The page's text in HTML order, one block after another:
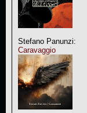
Stefano Panunzi:
Caravaggio